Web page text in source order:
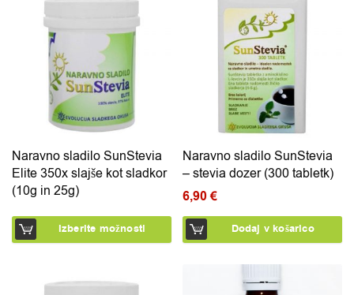
Naravno sladilo SunStevia
Elite 350x slajše kot sladkor
(10g in 25g)
Izberite možnosti
Naravno sladilo SunStevia
– stevia dozer (300 tabletk)
6,90€
Dodaj v košarico